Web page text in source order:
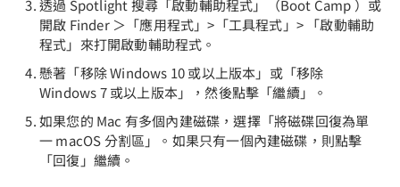
透過 Spotlight 搜尋「啟動輔助程式」（Boot Camp ）或
開啟 Finder ＞「應用程式」>「工具程式」> 「啟動輔助
程式」來打開啟動輔助程式。
懸著「移除 Windows 10 或以上版本」或「移除
Windows 7 或以上版本」，然後點擊「繼續」。
如果您的 Mac 有多個內建磁碟，選擇「將磁碟回復為單
一 macOS 分割區」。如果只有一個內建磁碟，則點擊
「回復」繼續。